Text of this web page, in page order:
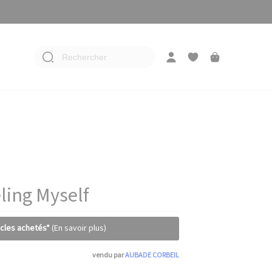
Rechercher
Myself
achetés* (En savoir plus)
vendu parAUBADE CORBEIL